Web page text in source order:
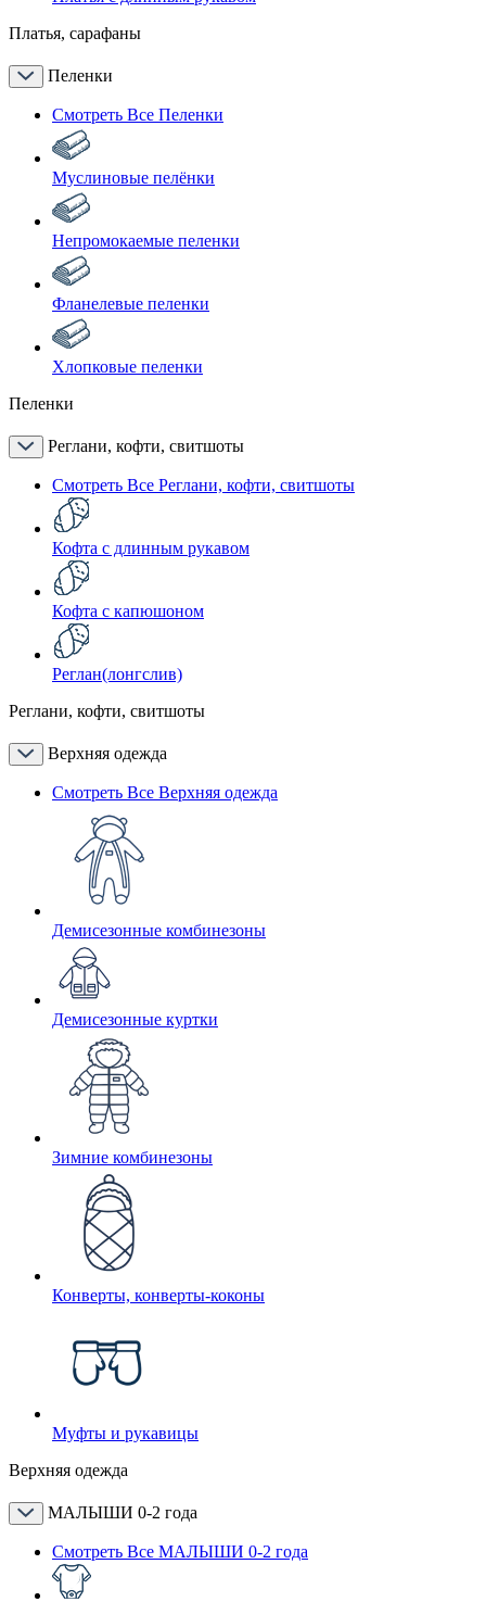
Платья, сарафаны
Пеленки
Смотреть Все Пеленки
Муслиновые пелёнки
Непромокаемые пеленки
Фланелевые пеленки
Хлопковые пеленки
Пеленки
Реглани, кофти, свитшоты
Смотреть Все Реглани, кофти, свитшоты
Кофта с длинным рукавом
Кофта с капюшоном
Реглан(лонгслив)
Реглани, кофти, свитшоты
Верхняя одежда
Смотреть Все Верхняя одежда
Демисезонные комбинезоны
Демисезонные куртки
Зимние комбинезоны
Конверты, конверты-коконы
Муфты и рукавицы
Верхняя одежда
МАЛЫШИ 0-2 года
Смотреть Все МАЛЫШИ 0-2 года